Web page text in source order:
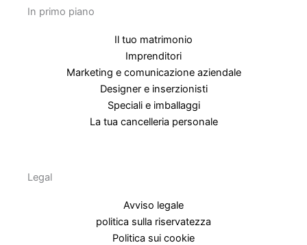
In primo piano
Il tuo matrimonio
Imprenditori
Marketing e comunicazione aziendale
Designer e inserzionisti
Speciali e imballaggi
La tua cancelleria personale
Legal
Avviso legale
politica sulla riservatezza
Politica sui cookie